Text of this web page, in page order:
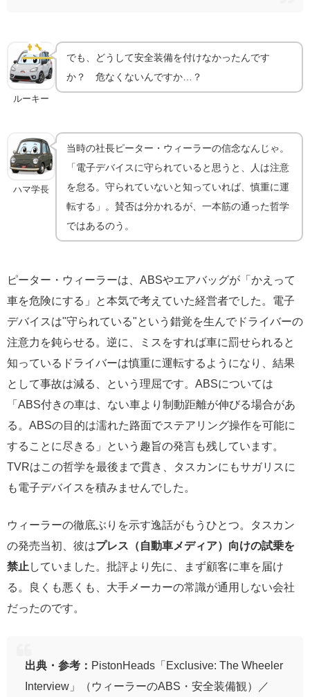
👨‍🔧開発哲学
らせる
ルーキー
でも、どうして安全装備を付けなかったんです
か？ 危なくないんですか…？
ハマ学長
当時の社長ピーター・ウィーラーの信念なんじゃ。
「電子デバイスに守られていると思うと、人は注意
を怠る。守られていないと知っていれば、慎重に運
転する」。賛否は分かれるが、一本筋の通った哲学
ではあるのう。
ピーター・ウィーラーは、ABSやエアバッグが「かえって
車を危険にする」と本気で考えていた経営者でした。電子
デバイスは"守られている"という錯覚を生んでドライバーの
注意力を鈍らせる。逆に、ミスをすれば車に罰せられると
知っているドライバーは慎重に運転するようになり、結果
として事故は減る、という理屈です。ABSについては
「ABS付きの車は、ない車より制動距離が伸びる場合があ
る。ABSの目的は濡れた路面でステアリング操作を可能に
することに尽きる」という趣旨の発言も残しています。
TVRはこの哲学を最後まで貫き、タスカンにもサガリスに
も電子デバイスを積みませんでした。
ウィーラーの徹底ぶりを示す逸話がもうひとつ。タスカン
の発売当初、彼はプレス（自動車メディア）向けの試乗を
禁止 していました。批評より先に、まず顧客に車を届け
る。良くも悪くも、大手メーカーの常識が通用しない会社
だったのです。
出典・参考： PistonHeads「Exclusive: The Wheeler
Interview」（ウィーラーのABS・安全装備観）／